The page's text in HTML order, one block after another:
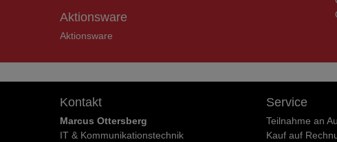
Aktionsware
Aktionsware
Kontakt
Marcus Ottersberg
IT & Kommunikationstechnik
Service
Teilnahme an
Kauf auf